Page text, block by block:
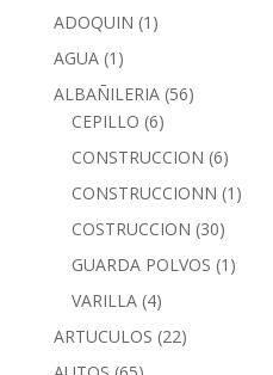
ADOQUIN (1)
AGUA (1)
ALBAÑILERIA (56)
CEPILLO (6)
CONSTRUCCION (6)
CONSTRUCCIONN (1)
COSTRUCCION (30)
GUARDA POLVOS (1)
VARILLA (4)
ARTUCULOS (22)